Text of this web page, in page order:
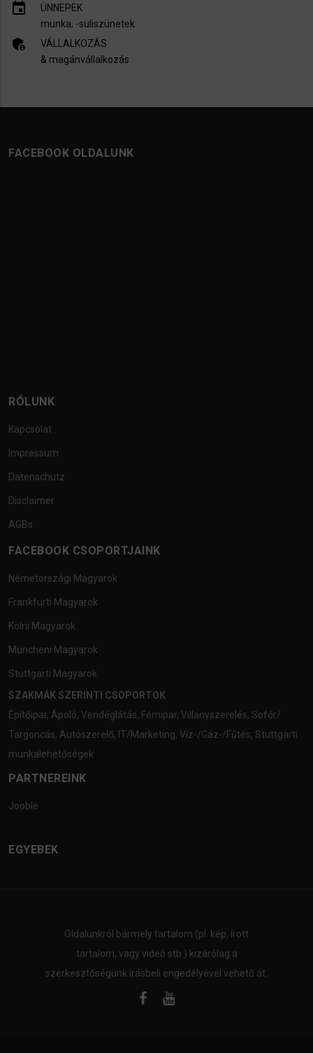
insert_invitation
ÜNNEPEK
munka, -suliszünetek
admin_panel_settings
VÁLLALKOZÁS
& magánvállalkozás
FACEBOOK OLDALUNK
RÓLUNK
Kapcsolat
Impressum
Datenschutz
Disclaimer
AGBs
FACEBOOK CSOPORTJAINK
Németországi Magyarok
Frankfurti Magyarok
Kölni Magyarok
Müncheni Magyarok
Stuttgarti Magyarok
SZAKMÁK SZERINTI CSOPORTOK
Építőipar, Ápoló, Vendéglátás, Fémipar, Villanyszerelés, Sofőr/
Targoncás, Autószerelő, IT/Marketing, Víz-/Gáz-/Fűtés, Stuttgarti
munkalehetőségek
PARTNEREINK
Jooble
EGYEBEK
Oldalunkról bármely tartalom (pl. kép, írott
tartalom, vagy videó stb.) kizárólag a
szerkesztőségünk írásbeli engedélyével vehető át.